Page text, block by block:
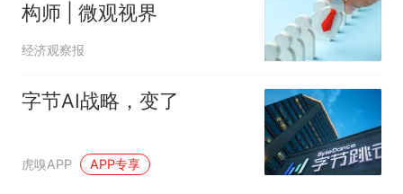
构师 | 微观视界
经济观察报
字节AI战略，变了
虎嗅APP APP专享